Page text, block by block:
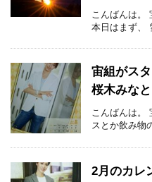
こんばんは。
本日はまず、
宙組がス
桜木みな
こんばんは。
スとか飲み物
2月のカレ